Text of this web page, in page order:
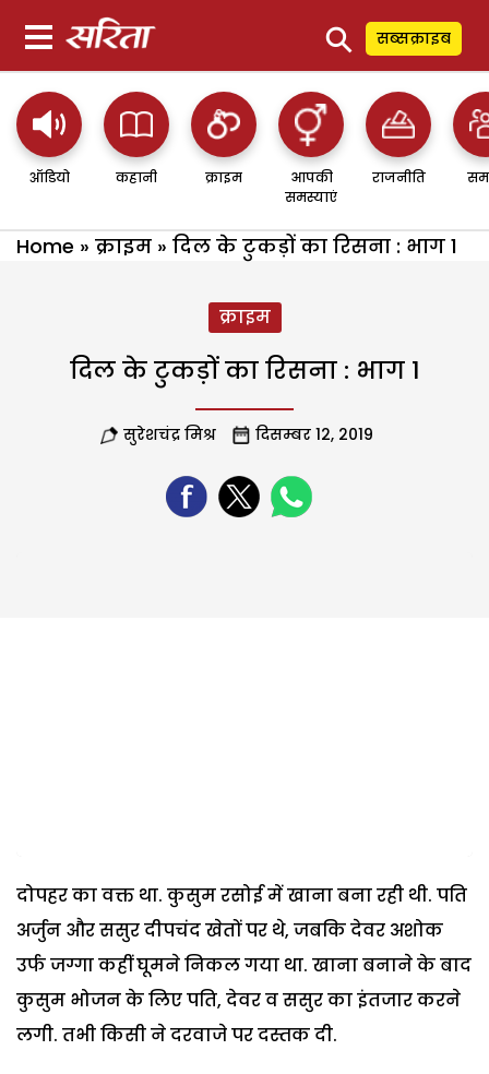
⚲ सब्सक्राइब
ऑडियो कहानी क्राइम
आपकी
समस्याएं
राजनीति
Home » क्राइम » दिल के टुकड़ों का रिसना : भाग 1
क्राइम
दिल के टुकड़ों का रिसना : भाग 1
सुरेशचंद्र मिश्र दिसम्बर 12, 2019
दोपहर का वक्त था. कुसुम रसोई में खाना बना रही थी. पति
अर्जुन और ससुर दीपचंद खेतों पर थे, जबकि देवर अशोक
उर्फ जग्गा कहीं घूमने निकल गया था. खाना बनाने के बाद
कुसुम भोजन के लिए पति, देवर व ससुर का इंतजार करने
लगी. तभी किसी ने दरवाजे पर दस्तक दी.